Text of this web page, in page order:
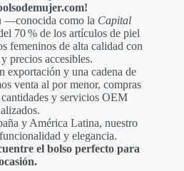
—conocida como la Capital
70 % de los artículos de piel
femeninos de alta calidad con
precios accesibles.
exportación y una cadena de
venta al por menor, compras
y servicios OEM
y América Latina, nuestro
y elegancia.
el bolso perfecto para